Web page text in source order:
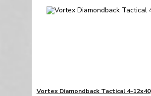
Vortex Diamondback Tactical 4-12x40